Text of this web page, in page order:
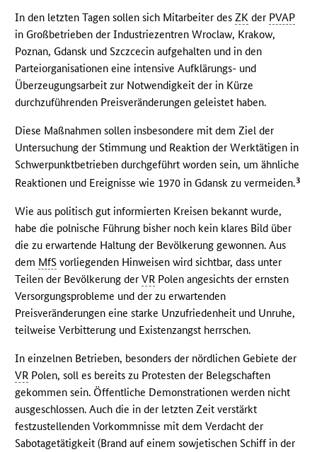
In den letzten Tagen sollen sich Mitarbeiter desZK der PVAP
in Großbetrieben der Industriezentren Wroclaw, Krakow,
Poznan, Gdansk und Szczcecin aufgehalten und in den
Parteiorganisationen eine intensive Aufklärungs- und
Überzeugungsarbeit zur Notwendigkeit der in Kürze
durchzuführenden Preisveränderungen geleistet haben.
Diese Maßnahmen sollen insbesondere mit dem Ziel der
Untersuchung der Stimmung und Reaktion der Werktätigen in
Schwerpunktbetrieben durchgeführt worden sein, um ähnliche
Reaktionen und Ereignisse wie 1970 in Gdansk zu vermeiden.3
Wie aus politisch gut informierten Kreisen bekannt wurde,
habe die polnische Führung bisher noch kein klares Bild über
die zu erwartende Haltung der Bevölkerung gewonnen. Aus
dem MfS vorliegenden Hinweisen wird sichtbar, dass unter
Teilen der Bevölkerung derVR Polen angesichts der ernsten
Versorgungsprobleme und der zu erwartenden
Preisveränderungen eine starke Unzufriedenheit und Unruhe,
teilweise Verbitterung und Existenzangst herrschen.
In einzelnen Betrieben, besonders der nördlichen Gebiete der
VR Polen, soll es bereits zu Protesten der Belegschaften
gekommen sein. Öffentliche Demonstrationen werden nicht
ausgeschlossen. Auch die in der letzten Zeit verstärkt
festzustellenden Vorkommnisse mit dem Verdacht der
Sabotagetätigkeit (Brand auf einem sowjetischen Schiff in der